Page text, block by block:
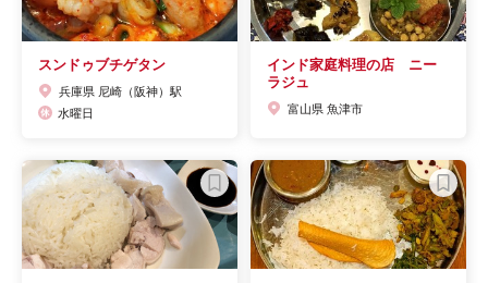
スンドゥブチゲタン
兵庫県 尼崎（阪神）駅
水曜日
インド家庭料理の店 ニー
ラジュ
富山県 魚津市